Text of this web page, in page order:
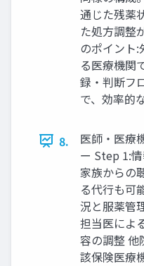
通じた残薬
た処方調整
のポイント
る医療機関
録・判断フ
で、効率的
8.
医師・医療
ー Step 1:
家族からの
る代行も可
況と服薬管
担当医によ
容の調整 他
該保険医療